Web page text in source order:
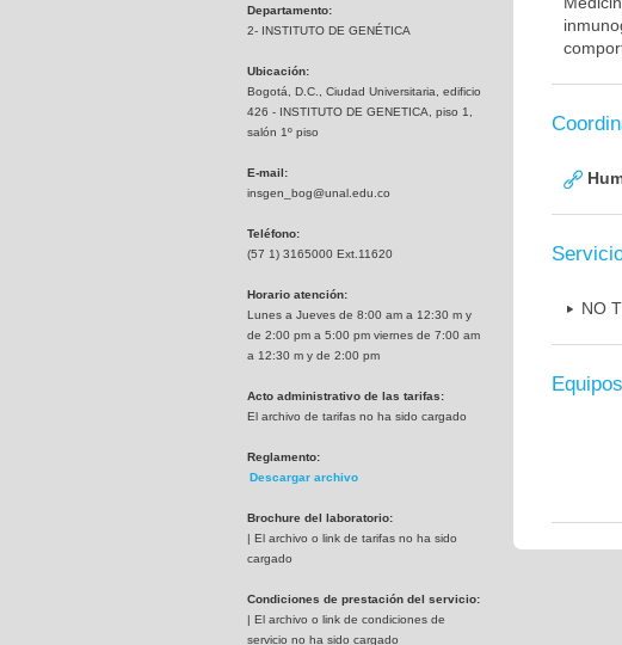
Departamento:
2- INSTITUTO DE GENÉTICA
Ubicación:
Bogotá, D.C., Ciudad Universitaria, edificio
426 - INSTITUTO DE GENETICA, piso 1,
salón 1º piso
E-mail:
insgen_bog@unal.edu.co
Teléfono:
(57 1) 3165000 Ext.11620
Horario atención:
Lunes a Jueves de 8:00 am a 12:30 m y
de 2:00 pm a 5:00 pm viernes de 7:00 am
a 12:30 m y de 2:00 pm
Acto administrativo de las tarifas:
El archivo de tarifas no ha sido cargado
Reglamento:
Descargar archivo
Brochure del laboratorio:
| El archivo o link de tarifas no ha sido
cargado
Condiciones de prestación del servicio:
| El archivo o link de condiciones de
servicio no ha sido cargado
NO